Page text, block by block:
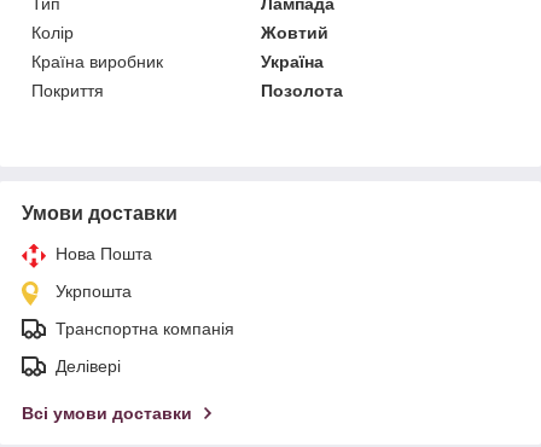
Колір
Жовтий
Країна виробник
Україна
Покриття
Позолота
Умови доставки
Нова Пошта
Укрпошта
Транспортна компанія
Делівері
Всі умови доставки